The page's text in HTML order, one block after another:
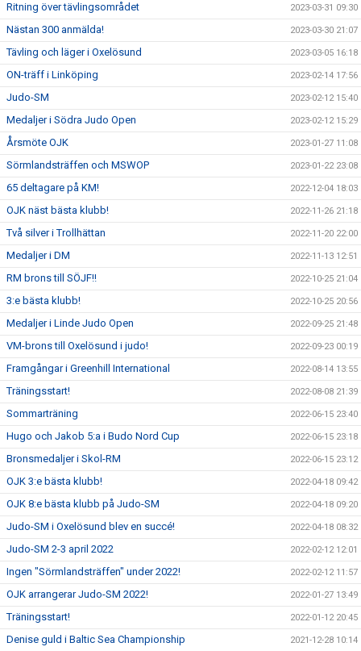
Ritning över tävlingsområdet 2023-03-31 09:30
Nästan 300 anmälda! 2023-03-30 21:07
Tävling och läger i Oxelösund 2023-03-05 16:18
ON-träff i Linköping 2023-02-14 17:56
Judo-SM 2023-02-12 15:40
Medaljer i Södra Judo Open 2023-02-12 15:29
Årsmöte OJK 2023-01-27 11:08
Sörmlandsträffen och MSWOP 2023-01-22 23:08
65 deltagare på KM! 2022-12-04 18:03
OJK näst bästa klubb! 2022-11-26 21:18
Två silver i Trollhättan 2022-11-20 22:00
Medaljer i DM 2022-11-13 12:51
RM brons till SÖJF!! 2022-10-25 21:04
3:e bästa klubb! 2022-10-25 20:56
Medaljer i Linde Judo Open 2022-09-25 21:48
VM-brons till Oxelösund i judo! 2022-09-23 00:19
Framgångar i Greenhill International 2022-08-14 13:55
Träningsstart! 2022-08-08 21:39
Sommarträning 2022-06-15 23:40
Hugo och Jakob 5:a i Budo Nord Cup 2022-06-15 23:18
Bronsmedaljer i Skol-RM 2022-06-15 23:12
OJK 3:e bästa klubb! 2022-04-18 09:42
OJK 8:e bästa klubb på Judo-SM 2022-04-18 09:20
Judo-SM i Oxelösund blev en succé! 2022-04-18 08:32
Judo-SM 2-3 april 2022 2022-02-12 12:01
Ingen "Sörmlandsträffen" under 2022! 2022-02-12 11:57
OJK arrangerar Judo-SM 2022! 2022-01-27 13:49
Träningsstart! 2022-01-12 20:45
Denise guld i Baltic Sea Championship 2021-12-28 10:14